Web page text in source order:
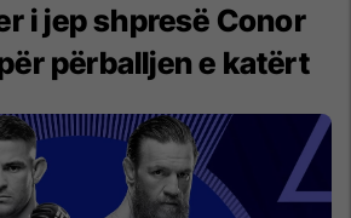
i jep shpresë Conor
përballjen e katërt